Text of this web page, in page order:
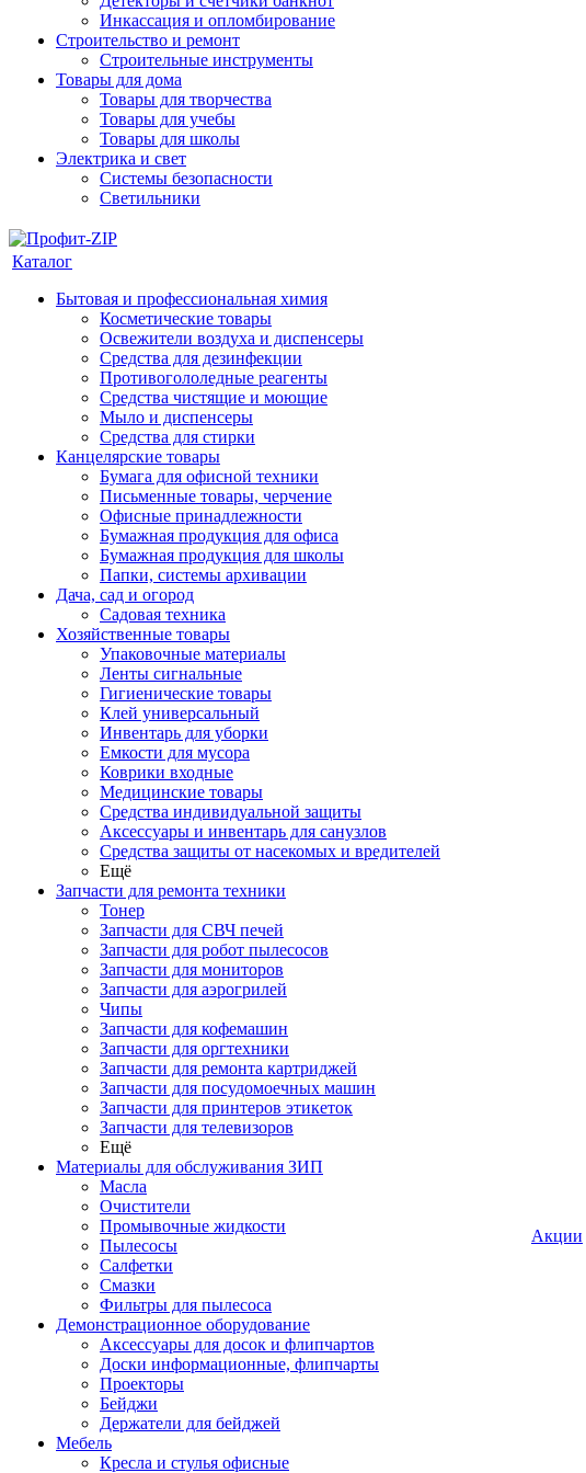
Инкассация и опломбирование
Строительство и ремонт
Строительные инструменты
Товары для дома
Товары для творчества
Товары для учебы
Товары для школы
Электрика и свет
Системы безопасности
Светильники
Каталог
Бытовая и профессиональная химия
Косметические товары
Освежители воздуха и диспенсеры
Средства для дезинфекции
Противогололедные реагенты
Средства чистящие и моющие
Мыло и диспенсеры
Средства для стирки
Канцелярские товары
Бумага для офисной техники
Письменные товары, черчение
Офисные принадлежности
Бумажная продукция для офиса
Бумажная продукция для школы
Папки, системы архивации
Дача, сад и огород
Садовая техника
Хозяйственные товары
Упаковочные материалы
Ленты сигнальные
Гигиенические товары
Клей универсальный
Инвентарь для уборки
Емкости для мусора
Коврики входные
Медицинские товары
Средства индивидуальной защиты
Аксессуары и инвентарь для санузлов
Средства защиты от насекомых и вредителей
Ещё
Запчасти для ремонта техники
Тонер
Запчасти для СВЧ печей
Запчасти для робот пылесосов
Запчасти для мониторов
Запчасти для аэрогрилей
Чипы
Запчасти для кофемашин
Запчасти для оргтехники
Запчасти для ремонта картриджей
Запчасти для посудомоечных машин
Запчасти для принтеров этикеток
Запчасти для телевизоров
Ещё
Материалы для обслуживания ЗИП
Масла
Очистители
Промывочные жидкости
Пылесосы
Салфетки
Смазки
Фильтры для пылесоса
Демонстрационное оборудование
Аксессуары для досок и флипчартов
Доски информационные, флипчарты
Проекторы
Бейджи
Держатели для бейджей
Мебель
Кресла и стулья офисные
Акции